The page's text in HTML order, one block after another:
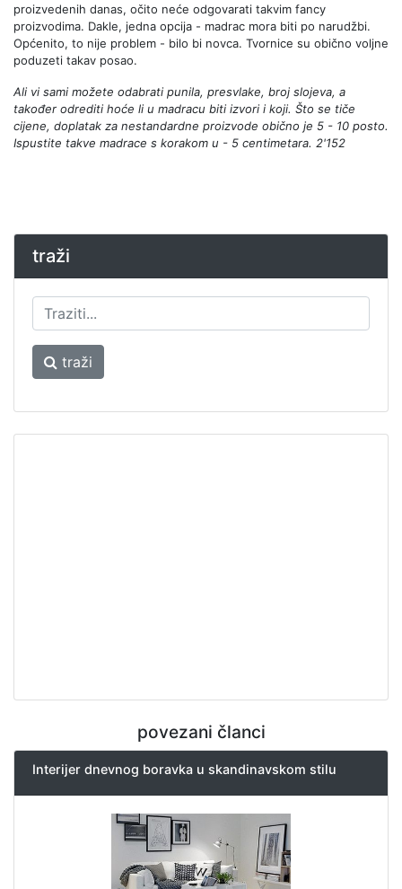
proizvedenih danas, očito neće odgovarati takvim fancy
proizvodima. Dakle, jedna opcija - madrac mora biti po narudžbi.
Općenito, to nije problem - bilo bi novca. Tvornice su obično voljne
poduzeti takav posao.
Ali vi sami možete odabrati punila, presvlake, broj slojeva, a
također odrediti hoće li u madracu biti izvori i koji. Što se tiče
cijene, doplatak za nestandardne proizvode obično je 5 - 10 posto.
Ispustite takve madrace s korakom u - 5 centimetara. 2'152
traži
traži
povezani članci
Interijer dnevnog boravka u skandinavskom stilu